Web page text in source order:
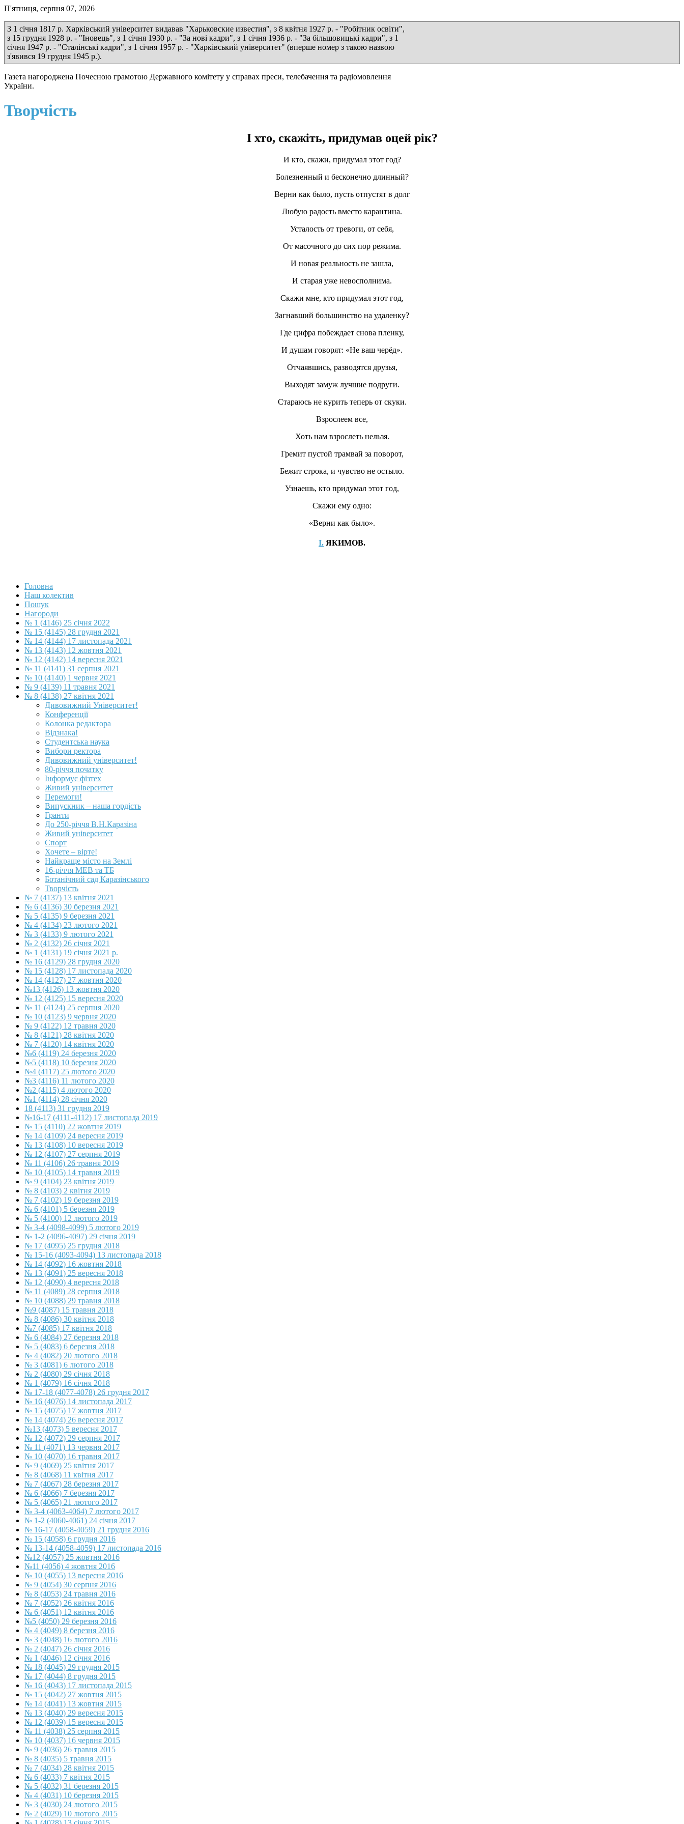
П'ятниця, серпня 07, 2026
З 1 січня 1817 р. Харківський університет видавав "Харьковские известия", з 8 квітня 1927 р. - "Робітник освіти",
з 15 грудня 1928 р. - "Іновець", з 1 січня 1930 р. - "За нові кадри", з 1 січня 1936 р. - "За більшовицькі кадри", з 1
січня 1947 р. - "Сталінські кадри", з 1 січня 1957 р. - "Харківський університет" (вперше номер з такою назвою
з'явився 19 грудня 1945 р.).
Газета нагороджена Почесною грамотою Державного комітету у справах преси, телебачення та радіомовлення
України.
Творчість
І хто, скажіть, придумав оцей рік?
И кто, скажи, придумал этот год?
Болезненный и бесконечно длинный?
Верни как было, пусть отпустят в долг
Любую радость вместо карантина.
Усталость от тревоги, от себя,
От масочного до сих пор режима.
И новая реальность не зашла,
И старая уже невосполнима.
Скажи мне, кто придумал этот год,
Загнавший большинство на удаленку?
Где цифра побеждает снова пленку,
И душам говорят: «Не ваш черёд».
Отчаявшись, разводятся друзья,
Выходят замуж лучшие подруги.
Стараюсь не курить теперь от скуки.
Взрослеем все,
Хоть нам взрослеть нельзя.
Гремит пустой трамвай за поворот,
Бежит строка, и чувство не остыло.
Узнаешь, кто придумал этот год,
Скажи ему одно:
«Верни как было».
І. ЯКИМОВ.
Головна
Наш колектив
Пошук
Нагороди
№ 1 (4146) 25 січня 2022
№ 15 (4145) 28 грудня 2021
№ 14 (4144) 17 листопада 2021
№ 13 (4143) 12 жовтня 2021
№ 12 (4142) 14 вересня 2021
№ 11 (4141) 31 серпня 2021
№ 10 (4140) 1 червня 2021
№ 9 (4139) 11 травня 2021
№ 8 (4138) 27 квітня 2021
Дивовижний Університет!
Конференції
Колонка редактора
Відзнака!
Студентська наука
Вибори ректора
Дивовижний університет!
80-річчя початку
Інформує фізтех
Живий університет
Перемоги!
Випускник – наша гордість
Гранти
До 250-річчя В.Н.Каразіна
Живий університет
Спорт
Хочете – вірте!
Найкраще місто на Землі
16-річчя МЕВ та ТБ
Ботанічний сад Каразінського
Творчість
№ 7 (4137) 13 квітня 2021
№ 6 (4136) 30 березня 2021
№ 5 (4135) 9 березня 2021
№ 4 (4134) 23 лютого 2021
№ 3 (4133) 9 лютого 2021
№ 2 (4132) 26 січня 2021
№ 1 (4131) 19 січня 2021 р.
№ 16 (4129) 28 грудня 2020
№ 15 (4128) 17 листопада 2020
№ 14 (4127) 27 жовтня 2020
№13 (4126) 13 жовтня 2020
№ 12 (4125) 15 вересня 2020
№ 11 (4124) 25 серпня 2020
№ 10 (4123) 9 червня 2020
№ 9 (4122) 12 травня 2020
№ 8 (4121) 28 квітня 2020
№ 7 (4120) 14 квітня 2020
№6 (4119) 24 березня 2020
№5 (4118) 10 березня 2020
№4 (4117) 25 лютого 2020
№3 (4116) 11 лютого 2020
№2 (4115) 4 лютого 2020
№1 (4114) 28 січня 2020
18 (4113) 31 грудня 2019
№16-17 (4111-4112) 17 листопада 2019
№ 15 (4110) 22 жовтня 2019
№ 14 (4109) 24 вересня 2019
№ 13 (4108) 10 вересня 2019
№ 12 (4107) 27 серпня 2019
№ 11 (4106) 26 травня 2019
№ 10 (4105) 14 травня 2019
№ 9 (4104) 23 квітня 2019
№ 8 (4103) 2 квітня 2019
№ 7 (4102) 19 березня 2019
№ 6 (4101) 5 березня 2019
№ 5 (4100) 12 лютого 2019
№ 3-4 (4098-4099) 5 лютого 2019
№ 1-2 (4096-4097) 29 січня 2019
№ 17 (4095) 25 грудня 2018
№ 15-16 (4093-4094) 13 листопада 2018
№ 14 (4092) 16 жовтня 2018
№ 13 (4091) 25 вересня 2018
№ 12 (4090) 4 вересня 2018
№ 11 (4089) 28 серпня 2018
№ 10 (4088) 29 травня 2018
№9 (4087) 15 травня 2018
№ 8 (4086) 30 квітня 2018
№7 (4085) 17 квітня 2018
№ 6 (4084) 27 березня 2018
№ 5 (4083) 6 березня 2018
№ 4 (4082) 20 лютого 2018
№ 3 (4081) 6 лютого 2018
№ 2 (4080) 29 січня 2018
№ 1 (4079) 16 січня 2018
№ 17-18 (4077-4078) 26 грудня 2017
№ 16 (4076) 14 листопада 2017
№ 15 (4075) 17 жовтня 2017
№ 14 (4074) 26 вересня 2017
№13 (4073) 5 вересня 2017
№ 12 (4072) 29 серпня 2017
№ 11 (4071) 13 червня 2017
№ 10 (4070) 16 травня 2017
№ 9 (4069) 25 квітня 2017
№ 8 (4068) 11 квітня 2017
№ 7 (4067) 28 березня 2017
№ 6 (4066) 7 березня 2017
№ 5 (4065) 21 лютого 2017
№ 3-4 (4063-4064) 7 лютого 2017
№ 1-2 (4060-4061) 24 січня 2017
№ 16-17 (4058-4059) 21 грудня 2016
№ 15 (4058) 6 грудня 2016
№ 13-14 (4058-4059) 17 листопада 2016
№12 (4057) 25 жовтня 2016
№11 (4056) 4 жовтня 2016
№ 10 (4055) 13 вересня 2016
№ 9 (4054) 30 серпня 2016
№ 8 (4053) 24 травня 2016
№ 7 (4052) 26 квітня 2016
№ 6 (4051) 12 квітня 2016
№5 (4050) 29 березня 2016
№ 4 (4049) 8 березня 2016
№ 3 (4048) 16 лютого 2016
№ 2 (4047) 26 січня 2016
№ 1 (4046) 12 січня 2016
№ 18 (4045) 29 грудня 2015
№ 17 (4044) 8 грудня 2015
№ 16 (4043) 17 листопада 2015
№ 15 (4042) 27 жовтня 2015
№ 14 (4041) 13 жовтня 2015
№ 13 (4040) 29 вересня 2015
№ 12 (4039) 15 вересня 2015
№ 11 (4038) 25 серпня 2015
№ 10 (4037) 16 червня 2015
№ 9 (4036) 26 травня 2015
№ 8 (4035) 5 травня 2015
№ 7 (4034) 28 квітня 2015
№ 6 (4033) 7 квітня 2015
№ 5 (4032) 31 березня 2015
№ 4 (4031) 10 березня 2015
№ 3 (4030) 24 лютого 2015
№ 2 (4029) 10 лютого 2015